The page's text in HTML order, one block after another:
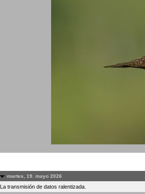
martes, 19. mayo 2026
La transmisión de datos ralentizada.